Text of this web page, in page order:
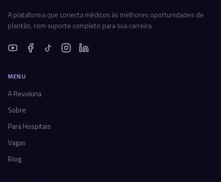
A plataforma que conecta médicos às melhores oportunidades de
plantão, com suporte completo para sua carreira.
MENU
A Revoluna
Sobre
Para Hospitais
Vagas
Blog